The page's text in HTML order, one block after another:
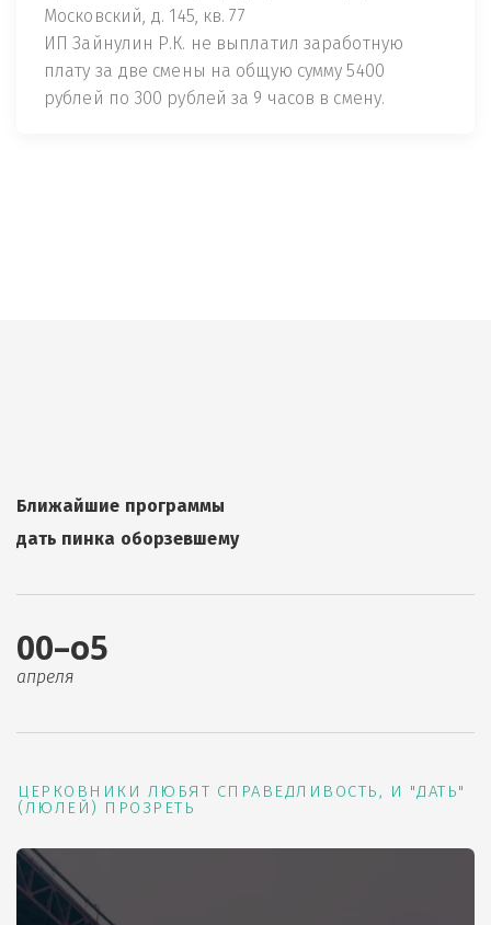
Московский, д. 145, кв. 77
ИП Зайнулин Р.К. не выплатил заработную
плату за две смены на общую сумму 5400
рублей по 300 рублей за 9 часов в смену.
Ближайшие программы
дать пинка оборзевшему
00–о5
апреля
ЦЕРКОВНИКИ ЛЮБЯТ СПРАВЕДЛИВОСТЬ, И "ДАТЬ"
(ЛЮЛЕЙ) ПРОЗРЕТЬ